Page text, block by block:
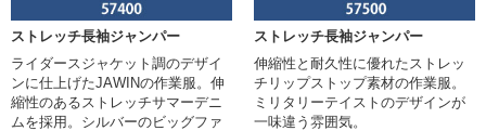
ストレッチ長袖ジャンパー
ライダースジャケット調のデザイ
ンに仕上げたJAWINの作業服。伸
縮性のあるストレッチサマーデニ
ムを採用。シルバーのビッグファ
ストレッチ長袖ジャンパー
伸縮性と耐久性に優れたストレッ
チリップストップ素材の作業服。
ミリタリーテイストのデザインが
一味違う雰囲気。